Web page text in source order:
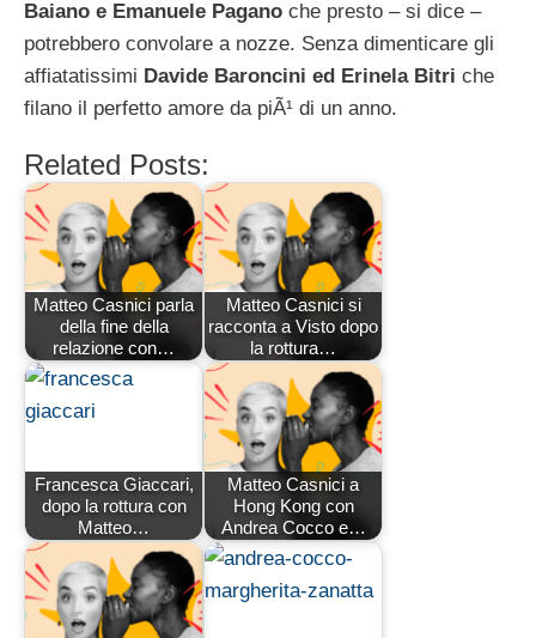
Baiano e Emanuele Pagano che presto – si dice –
potrebbero convolare a nozze. Senza dimenticare gli
affiatatissimi Davide Baroncini ed Erinela Bitri che
filano il perfetto amore da piÃ¹ di un anno.
Related Posts:
Matteo Casnici parla
della fine della
relazione con…
Matteo Casnici si
racconta a Visto dopo
la rottura…
Francesca Giaccari,
dopo la rottura con
Matteo…
Matteo Casnici a
Hong Kong con
Andrea Cocco e…